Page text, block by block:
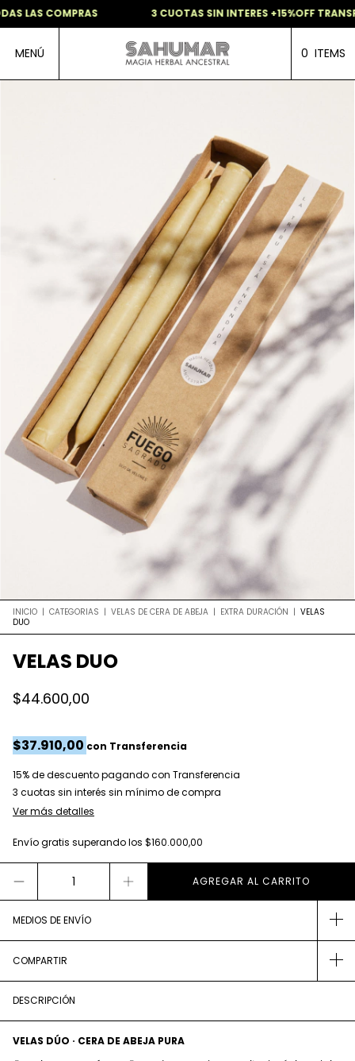
LAS COMPRAS 3 CUOTAS SIN INTERES +15%OFF
MENÚ 0 ITEMS
INICIO | CATEGORIAS | VELAS DE CERA DE ABEJA | EXTRA DURACIÓN | VELAS
DUO
VELAS DUO
$44.600,00
$37.910,00 con Transferencia
15% de descuentopagando con Transferencia
Ver más detalles
Envío gratis superando los $160.000,00
MEDIOS DE ENVÍO
COMPARTIR
DESCRIPCIÓN
VELAS DÚO · CERA DE ABEJA PURA